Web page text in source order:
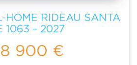
HOME RIDEAU SANTA
1063 – 2027
900 €